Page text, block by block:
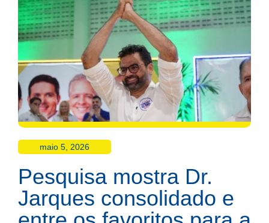
maio 5, 2026
Pesquisa mostra Dr.
Jarques consolidado e